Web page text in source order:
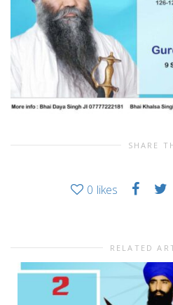
SHARE
0 likes
RELATED